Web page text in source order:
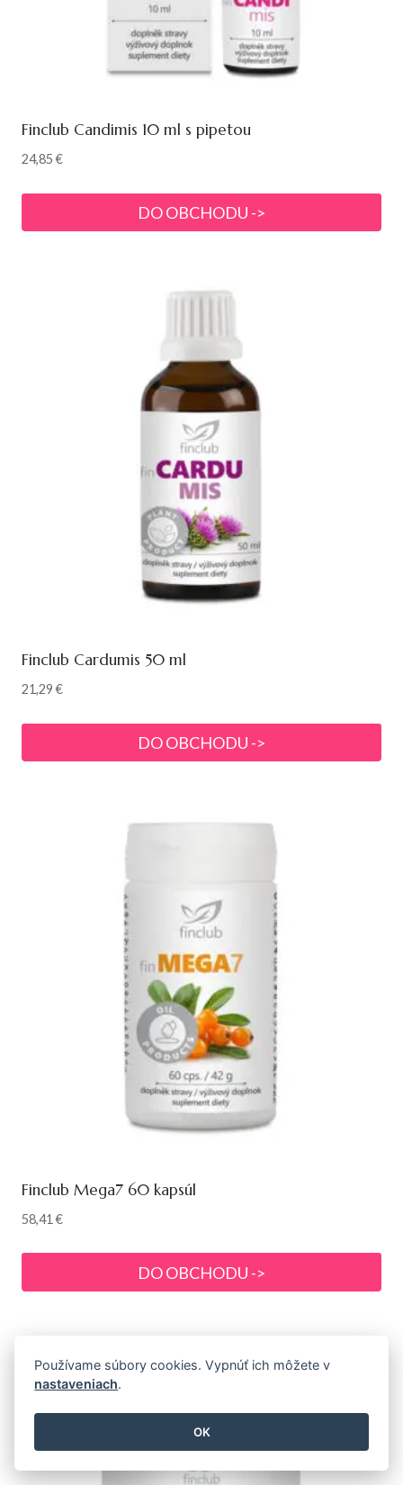
Finclub Candimis 10 ml s pipetou
24,85€
DO OBCHODU ->
Finclub Cardumis 50 ml
21,29€
DO OBCHODU ->
Finclub Mega7 60 kapsúl
58,41€
DO OBCHODU ->
Používame súbory cookies. Vypnúť ich môžete v
nastaveniach.
OK